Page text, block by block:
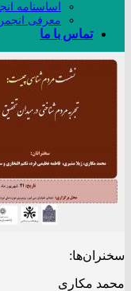
اساسنامه
معرفی
تماس با ما
سخنران‌ها:
محمد مکاری